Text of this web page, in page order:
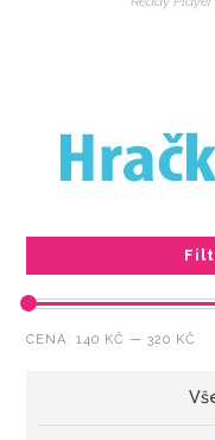
Minimální
Maximální
CENA:140 KČ —320 KČ